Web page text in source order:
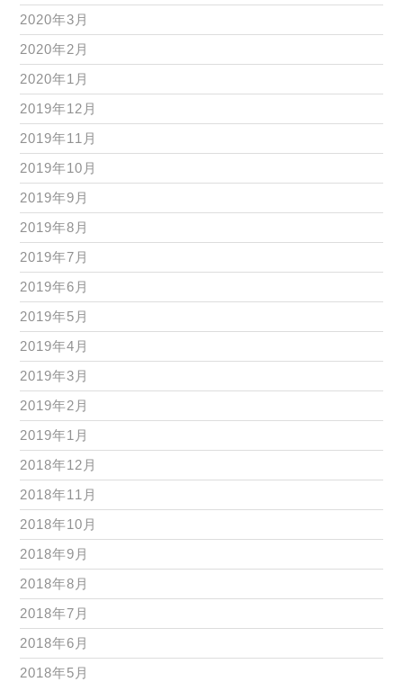
2020年3月
2020年2月
2020年1月
2019年12月
2019年11月
2019年10月
2019年9月
2019年8月
2019年7月
2019年6月
2019年5月
2019年4月
2019年3月
2019年2月
2019年1月
2018年12月
2018年11月
2018年10月
2018年9月
2018年8月
2018年7月
2018年6月
2018年5月